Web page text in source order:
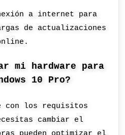
a internet para
de actualizaciones
mi hardware para
10 Pro?
con los requisitos
cambiar el